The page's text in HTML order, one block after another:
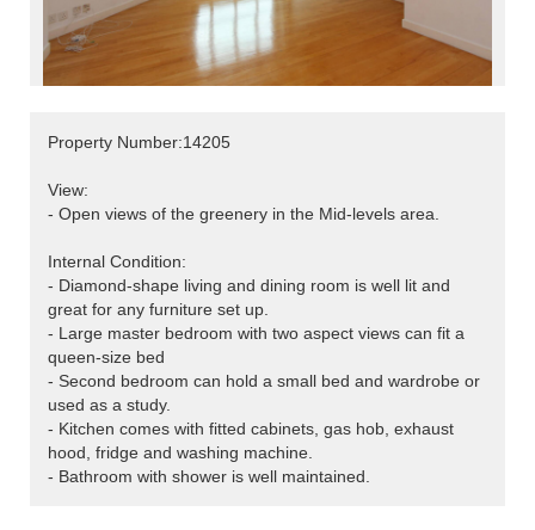
Property Number:14205
View:
- Open views of the greenery in the Mid-levels area.
Internal Condition:
- Diamond-shape living and dining room is well lit and
great for any furniture set up.
- Large master bedroom with two aspect views can fit a
queen-size bed
- Second bedroom can hold a small bed and wardrobe or
used as a study.
- Kitchen comes with fitted cabinets, gas hob, exhaust
hood, fridge and washing machine.
- Bathroom with shower is well maintained.